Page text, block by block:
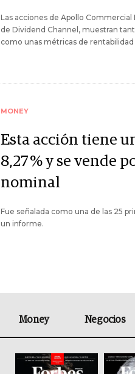
Las acciones de Apollo
de Dividend Channel, muestran
como unas métricas de rentabilidad
MONEY
Esta acción tiene
8,27 % y se vende
nominal
Fue señalada como una de las 25
un informe.
Money Negocios